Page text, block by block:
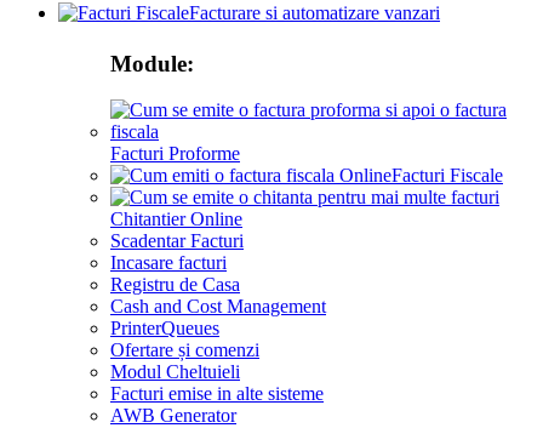
Facturare si automatizare vanzari
Module:
Facturi Proforme
Facturi Fiscale
Chitantier Online
Scadentar Facturi
Incasare facturi
Registru de Casa
Cash and Cost Management
PrinterQueues
Ofertare și comenzi
Modul Cheltuieli
Facturi emise in alte sisteme
AWB Generator